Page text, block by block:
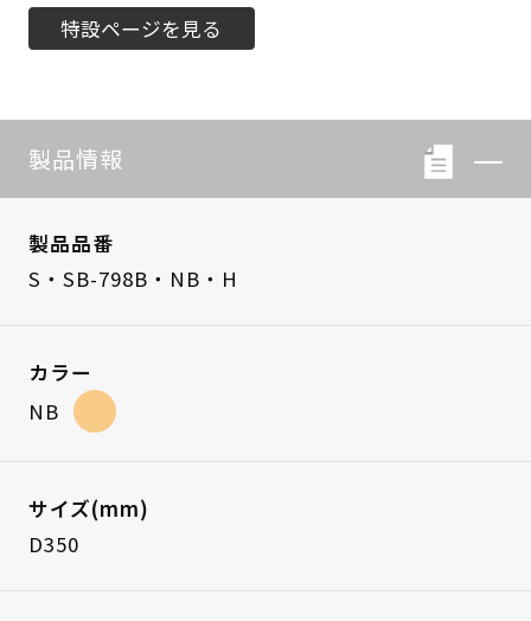
特設ページを見る
製品情報
製品品番
S・SB-798B・NB・H
カラー
NB
サイズ(mm)
D350